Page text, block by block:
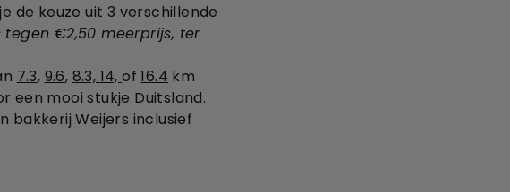
de keuze uit 3 verschillende
tegen €2,50 meerprijs, ter
7.3, 9.6, 8.3, 14,of16.4 km
een mooi stukje Duitsland.
bakkerij Weijers inclusief